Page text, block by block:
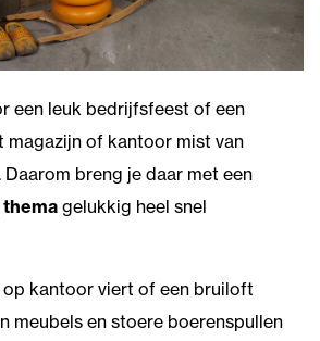
een leuk bedrijfsfeest of een
of kantoor mist van
breng je daar met een
gelukkig heel snel
op kantoor viert of een bruiloft
meubels en stoere boerenspullen